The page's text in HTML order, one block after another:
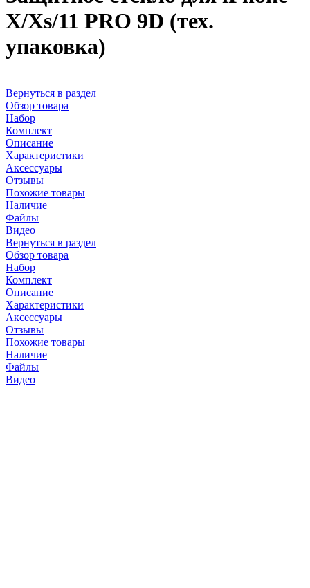
X/Xs/11 PRO 9D (тех.
упаковка)
Вернуться в раздел
Обзор товара
Набор
Комплект
Описание
Характеристики
Аксессуары
Отзывы
Похожие товары
Наличие
Файлы
Видео
Вернуться в раздел
Обзор товара
Набор
Комплект
Описание
Характеристики
Аксессуары
Отзывы
Похожие товары
Наличие
Файлы
Видео